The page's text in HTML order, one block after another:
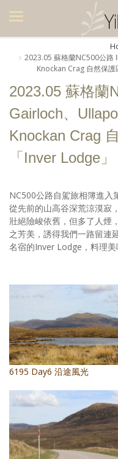
美食集
美飲集
廚房集
旅遊集
旅遊美食集
生活風
日記簿
餐桌週記
創意出版服務
歷史區
關於Yilan
活動實況記錄
2023.05 蘇格蘭NC500公
Knockan Crag 自然保
2023.05 蘇格蘭
Gairloch、
Knockan Crag
「Inver Lodge
NC500公路自駕旅相簿進入
從先前的山高谷深荒涼漠寂
壯絕險峻依舊，但多了人煙
之芳美，誘得我們一路留連
名宿的Inver Lodge，料理
6195 Day6 沿途風光